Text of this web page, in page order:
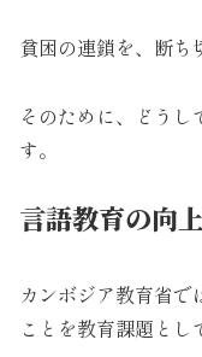
貧困の連鎖を、断ち
そのために、どう
す。
言語教育の向
カンボジア教育省
ことを教育課題とし